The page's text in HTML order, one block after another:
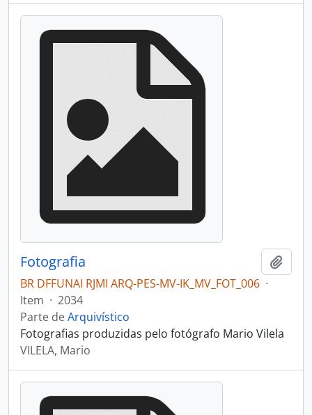
Fotografia
BR DFFUNAI RJMI ARQ-PES-MV-IK_MV_FOT_006 ·
Item · 2034
Parte deArquivístico
Fotografias produzidas pelo fotógrafo Mario Vilela
VILELA, Mario